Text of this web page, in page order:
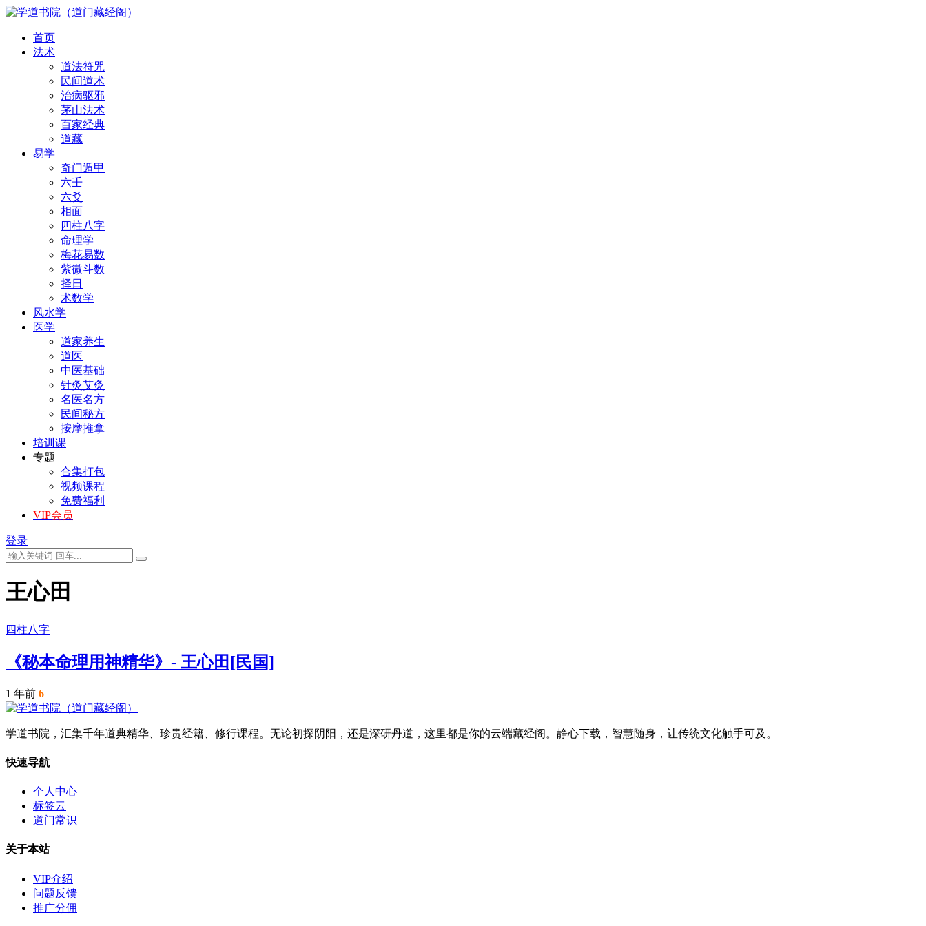
首页
法术
道法符咒
民间道术
治病驱邪
茅山法术
百家经典
道藏
易学
奇门遁甲
六壬
六爻
相面
四柱八字
命理学
梅花易数
紫微斗数
择日
术数学
风水学
医学
道家养生
道医
中医基础
针灸艾灸
名医名方
民间秘方
按摩推拿
培训课
专题
合集打包
视频课程
免费福利
VIP会员
登录
王心田
四柱八字
《秘本命理用神精华》- 王心田[民国]
1 年前 6
学道书院，汇集千年道典精华、珍贵经籍、修行课程。无论初探阴阳，还是深研丹道，这里都是你的云端藏经阁。静心下载，智慧随身，让传统文化触手可及。
快速导航
个人中心
标签云
道门常识
关于本站
VIP介绍
问题反馈
推广分佣